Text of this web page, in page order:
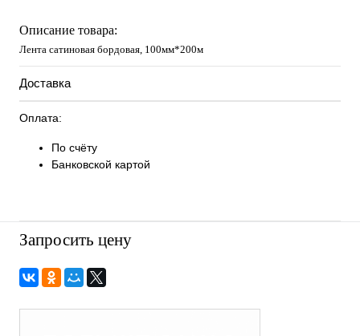
Описание товара:
Лента сатиновая бордовая, 100мм*200м
Доставка
Оплата:
По счёту
Банковской картой
Запросить цену